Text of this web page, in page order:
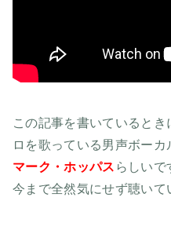
この記事を書いていると
ロを歌っている男声ボーカ
マーク・ホッパス らしいで
今まで全然気にせず聴いて